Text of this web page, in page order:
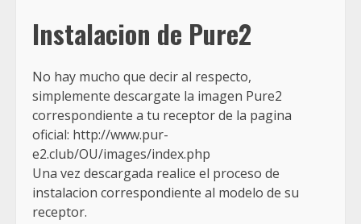
Instalacion de Pure2
No hay mucho que decir al respecto,
simplemente descargate la imagen Pure2
correspondiente a tu receptor de la pagina
oficial: http://www.pur-
e2.club/OU/images/index.php
Una vez descargada realice el proceso de
instalacion correspondiente al modelo de su
receptor.